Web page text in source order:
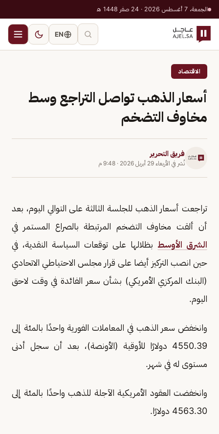
الجمعة، 7 أغسطس 2026 · 24 صفر 1448 هـ
EN
الاقتصاد
أسعار الذهب تواصل التراجع وسط
مخاوف التضخم
فريق التحرير
نُشر في الأربعاء 29 أبريل 2026 · 9:48 م
تراجعت أسعار الذهب للجلسة الثالثة على ‌التوالي اليوم، بعد
أن ألقت مخاوف التضخم المرتبطة بالصراع المستمر ‌في
الشرق الأوسط بظلالها على توقعات السياسة النقدية، في
حين انصب التركيز أيضا على قرار مجلس الاحتياطي الاتحادي
(البنك المركزي ‌الأمريكي) بشأن سعر الفائدة في وقت لاحق
اليوم.
وانخفض سعر الذهب في المعاملات الفورية واحدًا بالمئة إلى
‌4550.39 دولارًا للأوقية (الأونصة)، بعد أن سجل أدنى
مستوى له في شهر.
وانخفضت العقود الأمريكية الآجلة للذهب واحدًا بالمئة إلى
4563.30 دولارًا.